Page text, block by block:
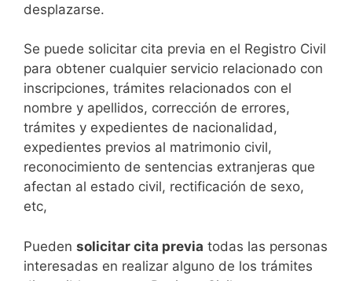
desplazarse.​
Se puede solicitar cita previa en el Registro Civil
para obtener cualquier servicio relacionado con
inscripciones, trámites relacionados con el
nombre y apellidos, corrección de errores,
trámites y expedientes de nacionalidad,
expedientes previos al matrimonio civil,
reconocimiento de sentencias extranjeras que
afectan al estado civil, rectificación de sexo,
etc,
​Pueden solicitar cita previa todas las personas
interesadas en realizar alguno de los trámites